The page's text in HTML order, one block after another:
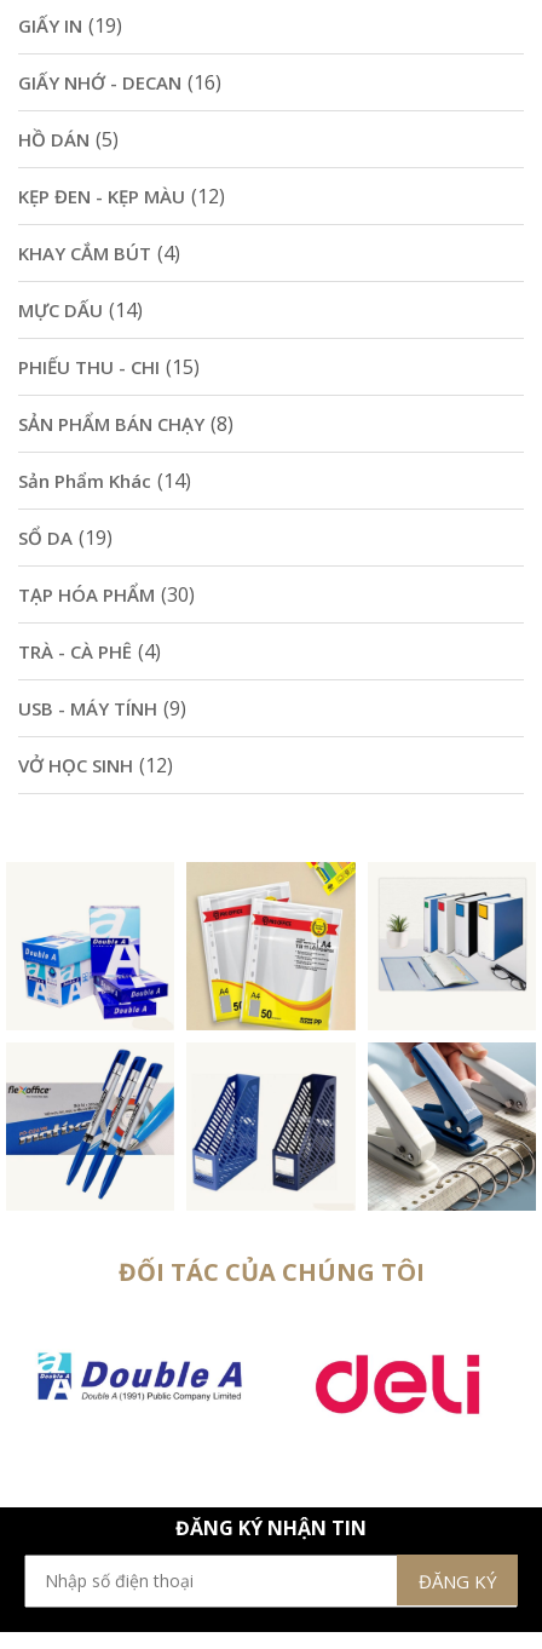
GIẤY IN (19)
GIẤY NHỚ - DECAN (16)
HỒ DÁN (5)
KẸP ĐEN - KẸP MÀU (12)
KHAY CẮM BÚT (4)
MỰC DẤU (14)
PHIẾU THU - CHI (15)
SẢN PHẨM BÁN CHẠY (8)
Sản Phẩm Khác (14)
SỔ DA (19)
TẠP HÓA PHẨM (30)
TRÀ - CÀ PHÊ (4)
USB - MÁY TÍNH (9)
VỞ HỌC SINH (12)
ĐỐI TÁC CỦA CHÚNG TÔI
ĐĂNG KÝ NHẬN TIN